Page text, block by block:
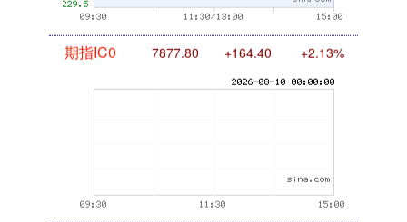
期指IC0